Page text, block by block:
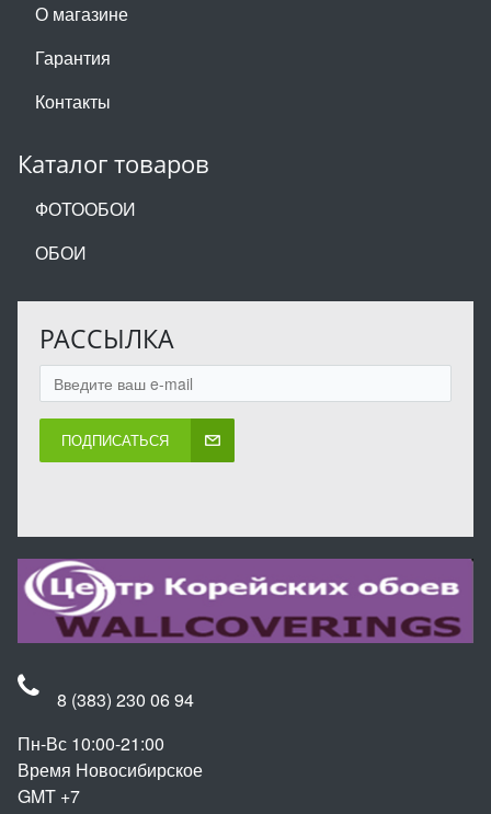
О магазине
Гарантия
Контакты
Каталог товаров
ФОТООБОИ
ОБОИ
РАССЫЛКА
ПОДПИСАТЬСЯ
8 (383) 230 06 94
Пн-Вс 10:00-21:00
Время Новосибирское
GMT +7